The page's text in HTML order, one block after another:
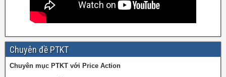
Chuyên đề PTKT
Chuyên mục PTKT với Price Action